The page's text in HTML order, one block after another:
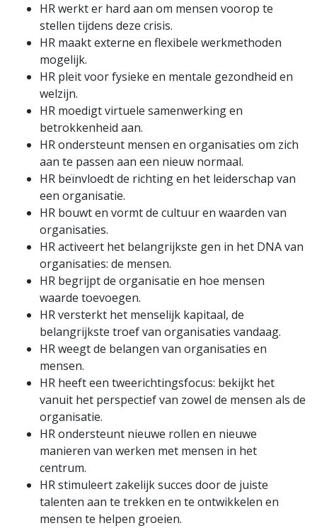
HR werkt er hard aan om mensen voorop te
stellen tijdens deze crisis.
HR maakt externe en flexibele werkmethoden
mogelijk.
HR pleit voor fysieke en mentale gezondheid en
welzijn.
HR moedigt virtuele samenwerking en
betrokkenheid aan.
HR ondersteunt mensen en organisaties om zich
aan te passen aan een nieuw normaal.
HR beïnvloedt de richting en het leiderschap van
een organisatie.
HR bouwt en vormt de cultuur en waarden van
organisaties.
HR activeert het belangrijkste gen in het DNA van
organisaties: de mensen.
HR begrijpt de organisatie en hoe mensen
waarde toevoegen.
HR versterkt het menselijk kapitaal, de
belangrijkste troef van organisaties vandaag.
HR weegt de belangen van organisaties en
mensen.
HR heeft een tweerichtingsfocus: bekijkt het
vanuit het perspectief van zowel de mensen als de
organisatie.
HR ondersteunt nieuwe rollen en nieuwe
manieren van werken met mensen in het
centrum.
HR stimuleert zakelijk succes door de juiste
talenten aan te trekken en te ontwikkelen en
mensen te helpen groeien.